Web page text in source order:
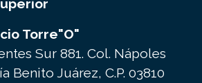
Torre"O"
Sur 881. Col. Nápoles
Benito Juárez, C.P. 03810